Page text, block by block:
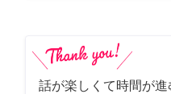
話が楽しくて時間が